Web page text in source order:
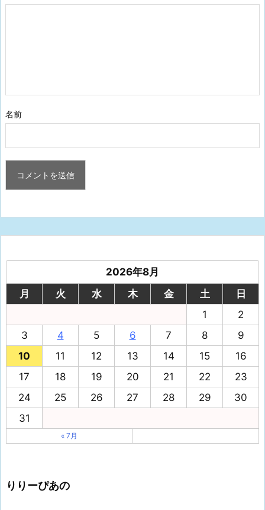
名前
2026年8月
月
火 水 木 金 土
日
1
2
3
4 5 6 7 8
9
10
11 12 13 14 15
16
17
18 19 20 21 22
23
24
25 26 27 28 29
30
31
« 7月
りりーぴあの